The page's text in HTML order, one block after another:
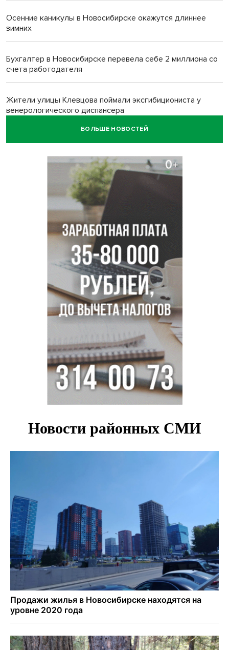
Осенние каникулы в Новосибирске окажутся длиннее
зимних
Бухгалтер в Новосибирске перевела себе 2 миллиона со
счета работодателя
Жители улицы Клевцова поймали эксгибициониста у
венерологического диспансера
Новосибирцы удивили работников ЗАГСа сакральными
Социальная сфера и поддержка участников СВО
обозначены приоритетами бюджетной политики
Новосибирской области
Главные дороги Новосибирска закрыли для самокатов к 11
Парашютную вышку за 16 миллионов закупил детский
лагерь под Новосибирском
БОЛЬШЕ НОВОСТЕЙ